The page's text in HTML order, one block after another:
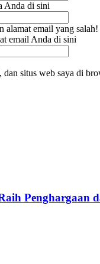
Anda di sini
alamat email yang salah!
email Anda di sini
dan situs web saya di
Penghargaan